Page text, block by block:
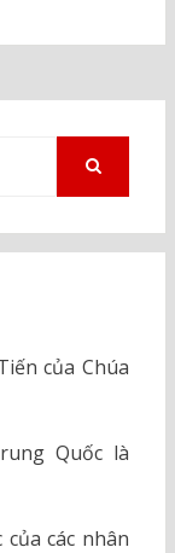
của Chúa
Quốc là
các nhân